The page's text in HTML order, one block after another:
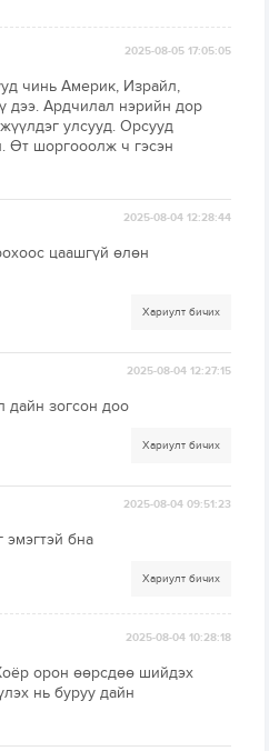
2025-08-05 17:05:05
чинь Америк, Израйл,
дээ. Ардчилал нэрийн дор
улсууд. Орсууд
Өт шоргооолж ч гэсэн
2025-08-04 12:28:44
цаашгүй өлөн
Хариулт бичих
2025-08-04 12:27:15
дайн зогсон доо
Хариулт бичих
2025-08-04 09:51:23
бна
Хариулт бичих
2025-08-04 10:28:18
орон өөрсдөө шийдэх
нь буруу дайн